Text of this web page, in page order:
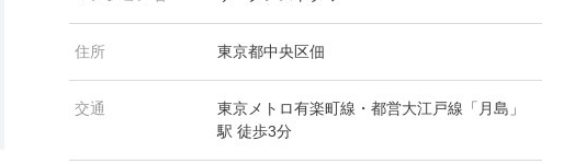
住所 東京都中央区佃
交通
東京メトロ有楽町線・都営大江戸線「月島」
駅 徒歩3分